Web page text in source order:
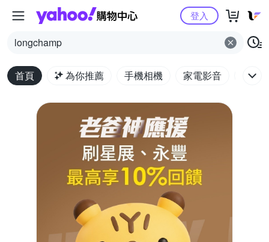
Yahoo購物中心
longchamp
登入
首頁 為你推薦 手機相機 家電影音 電腦